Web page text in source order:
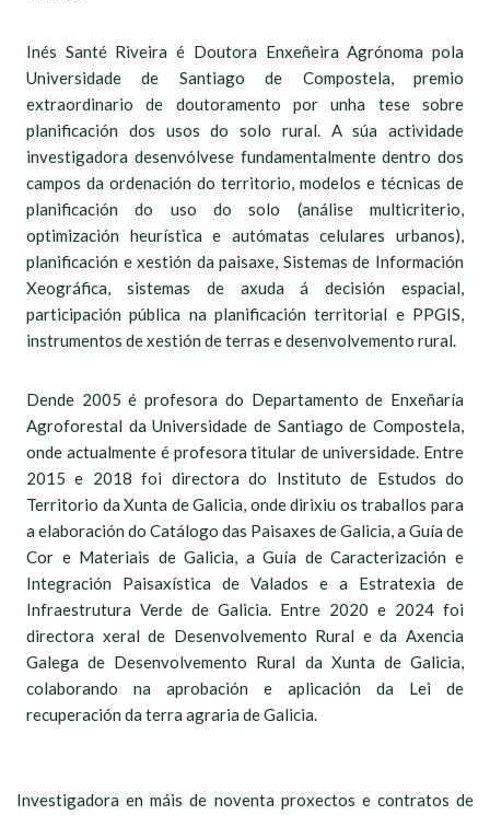
Inés Santé Riveira é Doutora Enxeñeira Agrónoma pola
Universidade de Santiago de Compostela, premio
extraordinario de doutoramento por unha tese sobre
planificación dos usos do solo rural. A súa actividade
investigadora desenvólvese fundamentalmente dentro dos
campos da ordenación do territorio, modelos e técnicas de
planificación do uso do solo (análise multicriterio,
optimización heurística e autómatas celulares urbanos),
planificación e xestión da paisaxe, Sistemas de Información
Xeográfica, sistemas de axuda á decisión espacial,
participación pública na planificación territorial e PPGIS,
instrumentos de xestión de terras e desenvolvemento rural.
Dende 2005 é profesora do Departamento de Enxeñaría
Agroforestal da Universidade de Santiago de Compostela,
onde actualmente é profesora titular de universidade. Entre
2015 e 2018 foi directora do Instituto de Estudos do
Territorio da Xunta de Galicia, onde dirixiu os traballos para
a elaboración do Catálogo das Paisaxes de Galicia, a Guía de
Cor e Materiais de Galicia, a Guía de Caracterización e
Integración Paisaxística de Valados e a Estratexia de
Infraestrutura Verde de Galicia. Entre 2020 e 2024 foi
directora xeral de Desenvolvemento Rural e da Axencia
Galega de Desenvolvemento Rural da Xunta de Galicia,
colaborando na aprobación e aplicación da Lei de
recuperación da terra agraria de Galicia.
Investigadora en máis de noventa proxectos e contratos de